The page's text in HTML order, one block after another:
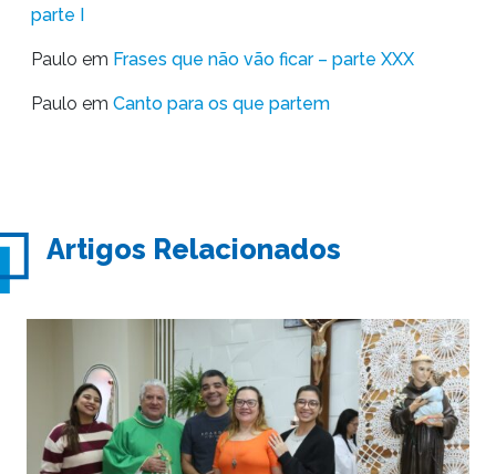
parte I
Paulo em Frases que não vão ficar – parte XXX
Paulo em Canto para os que partem
Artigos Relacionados